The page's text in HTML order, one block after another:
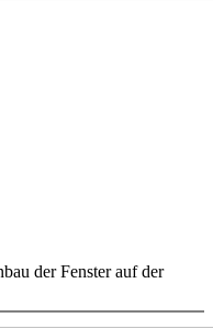
der Fenster auf der